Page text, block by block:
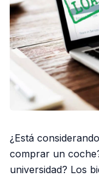
¿Está
comprar un
universidad? Los